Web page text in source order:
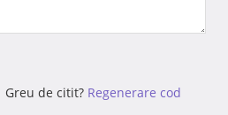
Greu de citit? Regenerare cod